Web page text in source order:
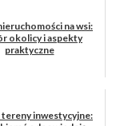
na wsi:
okolicy i aspekty
praktyczne
tereny inwestycyjne: